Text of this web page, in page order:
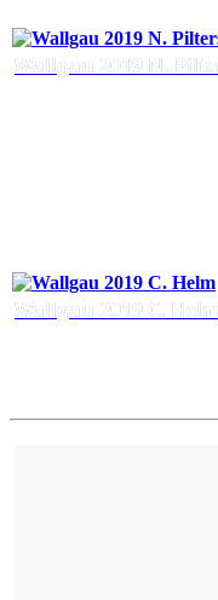
Wallgau 2019 N.
Wallgau 2019 C.